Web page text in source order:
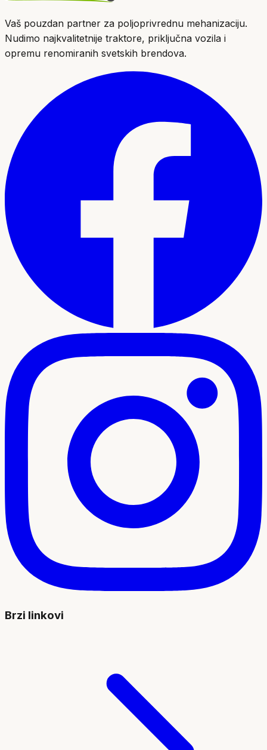
Vaš pouzdan partner za poljoprivrednu mehanizaciju.
Nudimo najkvalitetnije traktore, priključna vozila i
opremu renomiranih svetskih brendova.
Brzi linkovi